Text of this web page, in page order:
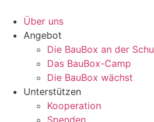
Über uns
Angebot
Die BauBox an der
Das BauBox-Camp
Die BauBox wächst
Unterstützen
Kooperation
Spenden